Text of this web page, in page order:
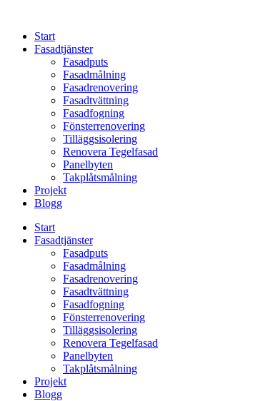
contentStart
Fasadtjänster
Fasadputs
Fasadmålning
Fasadrenovering
Fasadtvättning
Fasadfogning
Fönsterrenovering
Tilläggsisolering
Renovera Tegelfasad
Panelbyten
Takplåtsmålning
Projekt
Blogg
Start
Fasadtjänster
Fasadputs
Fasadmålning
Fasadrenovering
Fasadtvättning
Fasadfogning
Fönsterrenovering
Tilläggsisolering
Renovera Tegelfasad
Panelbyten
Takplåtsmålning
Projekt
Blogg